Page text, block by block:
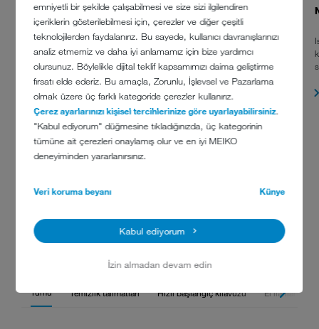
emniyetli bir şekilde çalışabilmesi ve size sizi ilgilendiren
içeriklerin gösterilebilmesi için, çerezler ve diğer çeşitli
teknolojilerden faydalanırız. Bu sayede, kullanıcı davranışlarınızı
analiz etmemiz ve daha iyi anlamamız için bize yardımcı
olursunuz. Böylelikle dijital teklif kapsamımızı daima geliştirme
fırsatı elde ederiz. Bu amaçla, Zorunlu, İşlevsel ve Pazarlama
olmak üzere üç farklı kategoride çerezler kullanırız.
Çerez ayarlarınızı kişisel tercihlerinize göre uyarlayabilirsiniz.
"Kabul ediyorum" düğmesine tıkladığınızda, üç kategorinin
tümüne ait çerezleri onaylamış olur ve en iyi MEIKO
deneyiminden yararlanırsınız.
Veri koruma beyanı Künye
Kabul ediyorum
İzin almadan devam edin
RAC CLUB, LONDRA IÇIN SEPET TAŞIMALI BULAŞIK
MAKINESI
Haftada 10.000 yemek servisi yapabilen ve beş kata yayılmış
durumda altı ayrı mutfağa sahip olan kulüp, yeni UPster K Sepet
Taşımalı Bulaşık Makinesi de dahil olmak üzere, bina dahilindeki tüm
MEIKO endüstriyel bulaşık makineleri tarafından gayet iyi bir hizmet
alıyor.
YÜKLEMELER
Tümü Temizlik talimatları Hızlı başlangıç kılavuzu El ilanları/